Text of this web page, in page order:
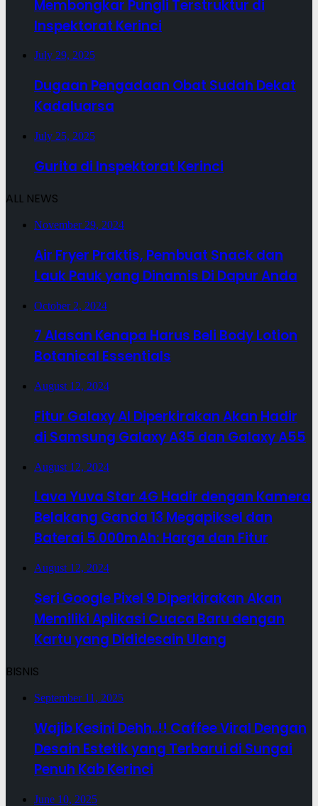
Membongkar Pungli Terstruktur di
Inspektorat Kerinci
July 29, 2025
Dugaan Pengadaan Obat Sudah Dekat
Kadaluarsa
July 25, 2025
Gurita di Inspektorat Kerinci
ALL NEWS
November 29, 2024
Air Fryer Praktis, Pembuat Snack dan
Lauk Pauk yang Dinamis Di Dapur Anda
October 2, 2024
7 Alasan Kenapa Harus Beli Body Lotion
Botanical Essentials
August 12, 2024
Fitur Galaxy AI Diperkirakan Akan Hadir
di Samsung Galaxy A35 dan Galaxy A55
August 12, 2024
Lava Yuva Star 4G Hadir dengan Kamera
Belakang Ganda 13 Megapiksel dan
Baterai 5.000mAh: Harga dan Fitur
August 12, 2024
Seri Google Pixel 9 Diperkirakan Akan
Memiliki Aplikasi Cuaca Baru dengan
Kartu yang Dididesain Ulang
BISNIS
September 11, 2025
Wajib Kesini Dehh..!! Caffee Viral Dengan
Desain Estetik yang Terbarui di Sungai
Penuh Kab Kerinci
June 10, 2025